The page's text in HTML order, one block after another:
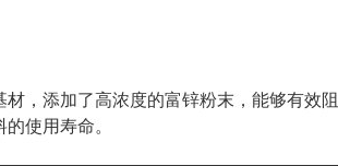
，添加了高浓度的富锌粉末，能够有效阻
使用寿命。